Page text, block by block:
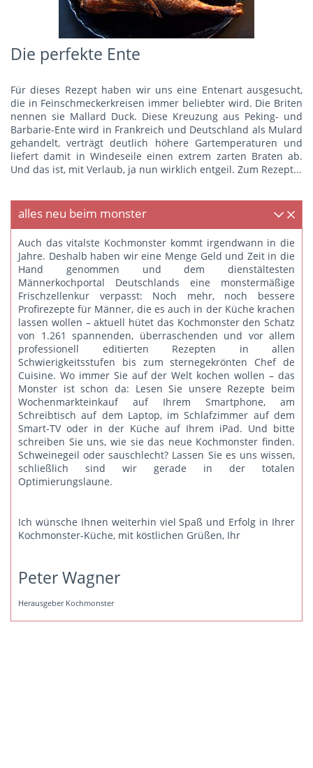
Die perfekte Ente
Für dieses Rezept haben wir uns eine Entenart ausgesucht,
die in Feinschmeckerkreisen immer beliebter wird. Die Briten
nennen sie Mallard Duck. Diese Kreuzung aus Peking- und
Barbarie-Ente wird in Frankreich und Deutschland als Mulard
gehandelt, verträgt deutlich höhere Gartemperaturen und
liefert damit in Windeseile einen extrem zarten Braten ab.
Und das ist, mit Verlaub, ja nun wirklich entgeil. Zum Rezept...
alles neu beim monster
Auch das vitalste Kochmonster kommt irgendwann in die
Jahre. Deshalb haben wir eine Menge Geld und Zeit in die
Hand genommen und dem dienstältesten
Männerkochportal Deutschlands eine monstermäßige
Frischzellenkur verpasst: Noch mehr, noch bessere
Profirezepte für Männer, die es auch in der Küche krachen
lassen wollen – aktuell hütet das Kochmonster den Schatz
von 1.261 spannenden, überraschenden und vor allem
professionell editierten Rezepten in allen
Schwierigkeitsstufen bis zum sternegekrönten Chef de
Cuisine. Wo immer Sie auf der Welt kochen wollen – das
Monster ist schon da: Lesen Sie unsere Rezepte beim
Wochenmarkteinkauf auf Ihrem Smartphone, am
Schreibtisch auf dem Laptop, im Schlafzimmer auf dem
Smart-TV oder in der Küche auf Ihrem iPad. Und bitte
schreiben Sie uns, wie sie das neue Kochmonster finden.
Schweinegeil oder sauschlecht? Lassen Sie es uns wissen,
schließlich sind wir gerade in der totalen
Optimierungslaune.
Ich wünsche Ihnen weiterhin viel Spaß und Erfolg in Ihrer
Kochmonster-Küche, mit köstlichen Grüßen, Ihr
Peter Wagner
Herausgeber Kochmonster